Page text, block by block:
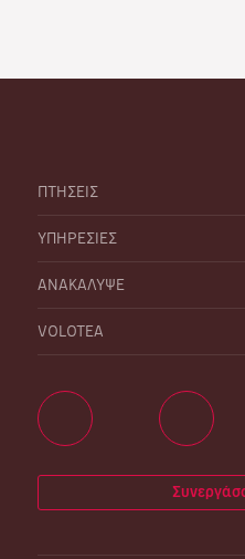
ΠΤΗΣΕΙΣ
ΥΠΗΡΕΣΙΕΣ
ΑΝΑΚΑΛΥΨΕ
VOLOTEA